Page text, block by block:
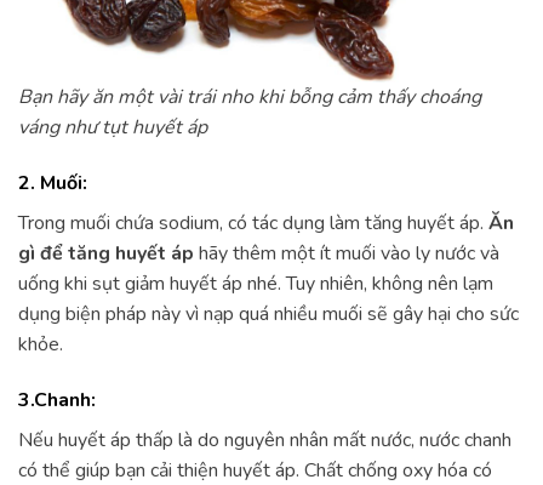
Bạn hãy ăn một vài trái nho khi bỗng cảm thấy choáng
váng như tụt huyết áp
2. Muối:
Trong muối chứa sodium, có tác dụng làm tăng huyết áp. Ăn
gì để tăng huyết áp hãy thêm một ít muối vào ly nước và
uống khi sụt giảm huyết áp nhé. Tuy nhiên, không nên lạm
dụng biện pháp này vì nạp quá nhiều muối sẽ gây hại cho sức
khỏe.
3.Chanh:
Nếu huyết áp thấp là do nguyên nhân mất nước, nước chanh
có thể giúp bạn cải thiện huyết áp. Chất chống oxy hóa có